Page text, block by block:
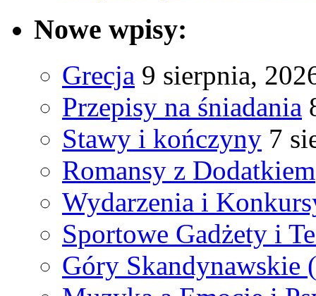
Nowe wpisy:
Grecja 9 sierpnia,
Przepisy na śniadania
Stawy i kończyny 7
Romansy z Dodatkiem
Wydarzenia i
Sportowe Gadżety i
Góry Skandynawskie